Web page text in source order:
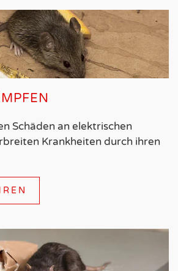
Schäden an elektrischen
Krankheiten durch ihren